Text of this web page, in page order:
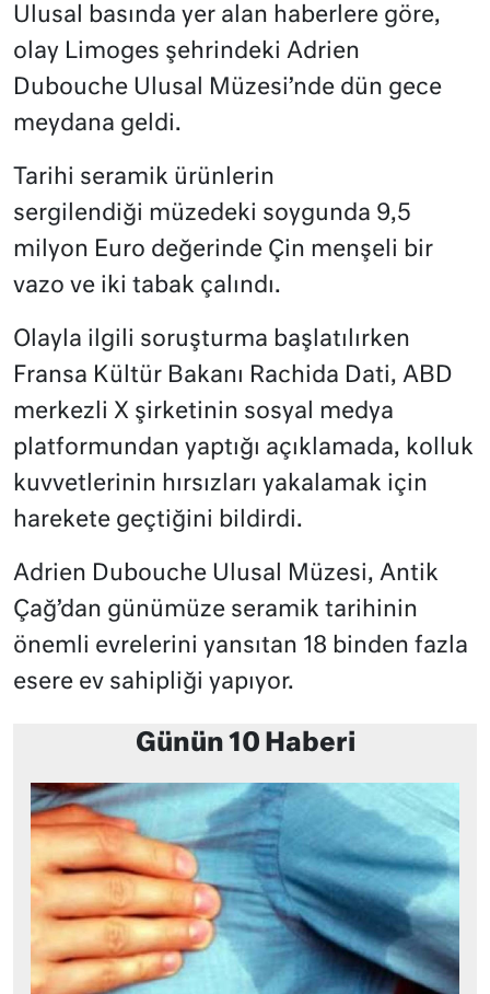
Ulusal basında yer alan haberlere göre,
olay Limoges şehrindeki Adrien
Dubouche Ulusal Müzesi’nde dün gece
meydana geldi.
Tarihi seramik ürünlerin
sergilendiği müzedeki soygunda 9,5
milyon Euro değerinde Çin menşeli bir
vazo ve iki tabak çalındı.
Olayla ilgili soruşturma başlatılırken
Fransa Kültür Bakanı Rachida Dati, ABD
merkezli X şirketinin sosyal medya
platformundan yaptığı açıklamada, kolluk
kuvvetlerinin hırsızları yakalamak için
harekete geçtiğini bildirdi.
Adrien Dubouche Ulusal Müzesi, Antik
Çağ’dan günümüze seramik tarihinin
önemli evrelerini yansıtan 18 binden fazla
esere ev sahipliği yapıyor.
Günün 10 Haberi